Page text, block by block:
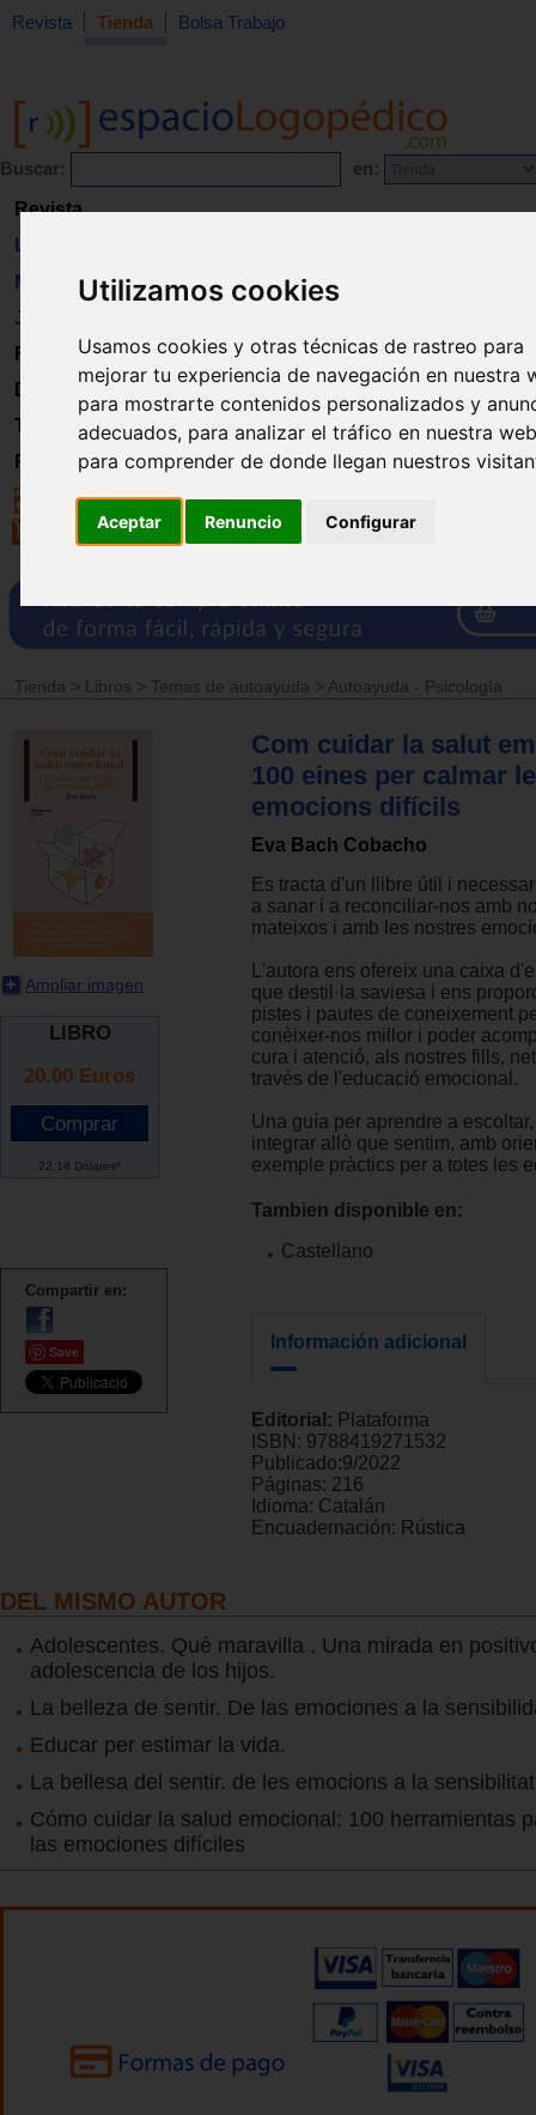
Utilizamos cookies
Usamos cookies y otras técnicas de rastreo para
mejorar tu experiencia de navegación en nuestra
para mostrarte contenidos personalizados y
adecuados, para analizar el tráfico en nuestra
para comprender de donde llegan nuestros
Aceptar Renuncio Configurar
Revista Tienda Bolsa Trabajo
Buscar: en:
Revista
Libros
Material
Juguetes
Formación
Directorio
Trabajo
Registro
Tienda > Libros > Temas de autoayuda > Autoayuda - Psicología
Ampliar imagen
LIBRO
20.00 Euros
22.18 Dólares*
Compartir en:
Save
Com cuidar la salut
100 eines per calmar
emocions difícils
Eva Bach Cobacho
Es tracta d'un llibre útil i
a sanar i a reconciliar-nos amb
mateixos i amb les nostres
L'autora ens ofereix una caixa
que destil·la saviesa i ens
pistes i pautes de coneixement
conèixer-nos millor i poder
cura i atenció, als nostres fills,
través de l'educació emocional.
Una guía per aprendre a
integrar allò que sentim, amb
exemple pràctics per a totes les
Tambien disponible en:
Castellano
Información adicional
Editorial: Plataforma
ISBN: 9788419271532
Publicado:9/2022
Páginas: 216
Idioma: Catalán
Encuadernación: Rústica
DEL MISMO AUTOR
Adolescentes. Qué maravilla . Una mirada en
adolescencia de los hijos.
La belleza de sentir. De las emociones a la
Educar per estimar la vida.
La bellesa del sentir. de les emocions a la sensibilitat
Cómo cuidar la salud emocional: 100 herramientas
las emociones difíciles